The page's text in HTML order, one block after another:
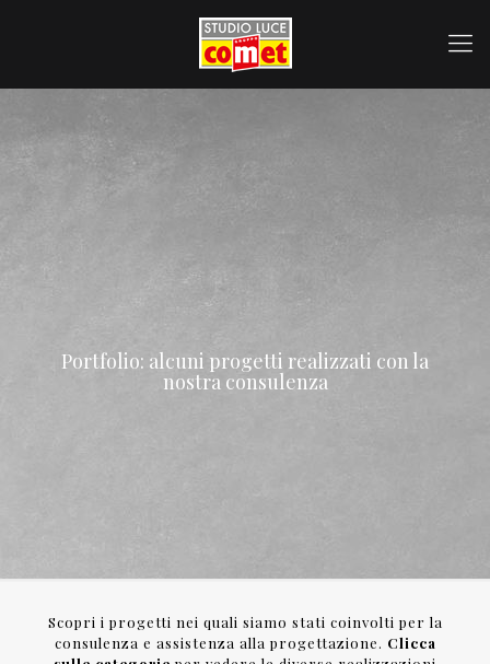
Portfolio: alcuni progetti realizzati con la
nostra consulenza
Scopri i progetti nei quali siamo stati coinvolti per la
consulenza e assistenza alla progettazione. Clicca